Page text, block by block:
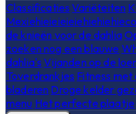
Classificaties Variëteiten
Mexiehieieieieiehiehiehieco
de knieën voor de dahlia
zoeken nog een blauwe
dahlia's Vijanden op de loer
Toverdrankjes Fitness met
bladeren Droge kelder
menu Het perfecte plaatje